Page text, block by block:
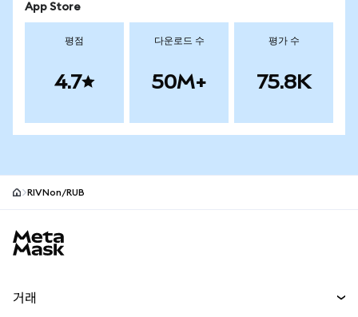
App Store
평점
4.7
다운로드 수
50M+
평가 수
75.8K
RIVNon/RUB
거래